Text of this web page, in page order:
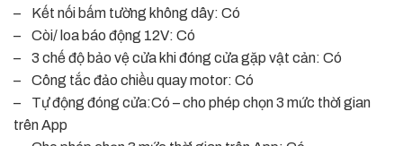
– Kết nối bấm tường không dây: Có
– Còi/ loa báo động 12V: Có
– 3 chế độ bảo vệ cửa khi đóng cửa gặp vật cản: Có
– Công tắc đảo chiều quay motor: Có
– Tự động đóng cửa:Có – cho phép chọn 3 mức thời gian
trên App